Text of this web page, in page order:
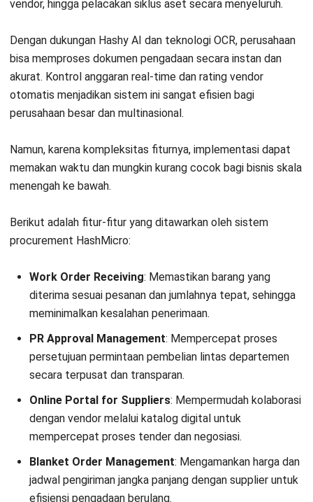
meski pengguna baru mungkin membutuhkan waktu untuk
3. SAP Ariba procurement system AI
Sebagai bagian dari ekosistem SAP, Ariba menawarkan
solusi procurement skala besar dengan jaringan vendor
global. AI dalam Ariba membantu analisis risiko pemasok dan
memerlukan investasi teknis yang signifikan dan integrasi
yang cukup kompleks.
4. GEP SMART system procurement AI